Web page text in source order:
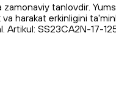
zamonaviy tanlovdir.
va harakat erkinligini
Artikul: SS23CA2N-17-